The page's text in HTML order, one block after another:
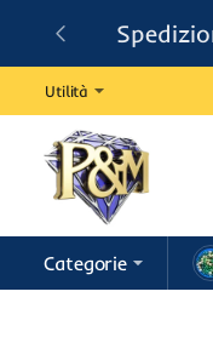
Utilità
Categorie